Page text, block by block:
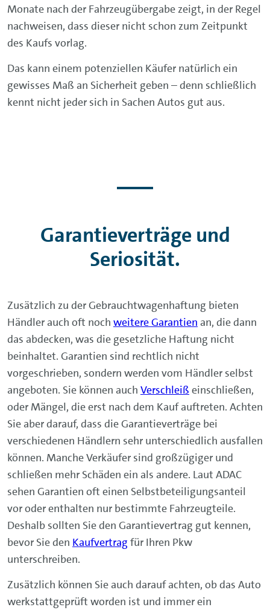
Monate nach der Fahrzeugübergabe zeigt, in der Regel
nachweisen, dass dieser nicht schon zum Zeitpunkt
des Kaufs vorlag.
Das kann einem potenziellen Käufer natürlich ein
gewisses Maß an Sicherheit geben – denn schließlich
kennt nicht jeder sich in Sachen Autos gut aus.
Garantieverträge und
Seriosität.
Zusätzlich zu der Gebrauchtwagenhaftung bieten
Händler auch oft noch weitere Garantien an, die dann
das abdecken, was die gesetzliche Haftung nicht
beinhaltet. Garantien sind rechtlich nicht
vorgeschrieben, sondern werden vom Händler selbst
angeboten. Sie können auch Verschleiß einschließen,
oder Mängel, die erst nach dem Kauf auftreten. Achten
Sie aber darauf, dass die Garantieverträge bei
verschiedenen Händlern sehr unterschiedlich ausfallen
können. Manche Verkäufer sind großzügiger und
schließen mehr Schäden ein als andere. Laut ADAC
sehen Garantien oft einen Selbstbeteiligungsanteil
vor oder enthalten nur bestimmte Fahrzeugteile.
Deshalb sollten Sie den Garantievertrag gut kennen,
bevor Sie den Kaufvertrag für Ihren Pkw
unterschreiben.
Zusätzlich können Sie auch darauf achten, ob das Auto
werkstattgeprüft worden ist und immer ein